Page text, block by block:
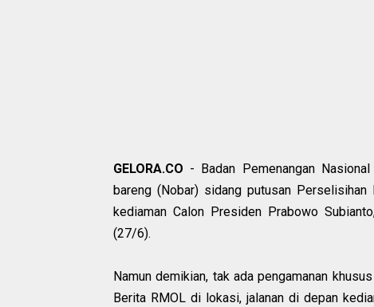
GELORA.CO - Badan Pemenangan
bareng (Nobar) sidang putusan
kediaman Calon Presiden Prabowo
(27/6).
Namun demikian, tak ada pengamanan
Berita RMOL di lokasi, jalanan di depan